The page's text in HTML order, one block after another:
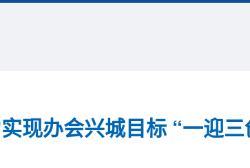
现办会兴城目标 “一迎